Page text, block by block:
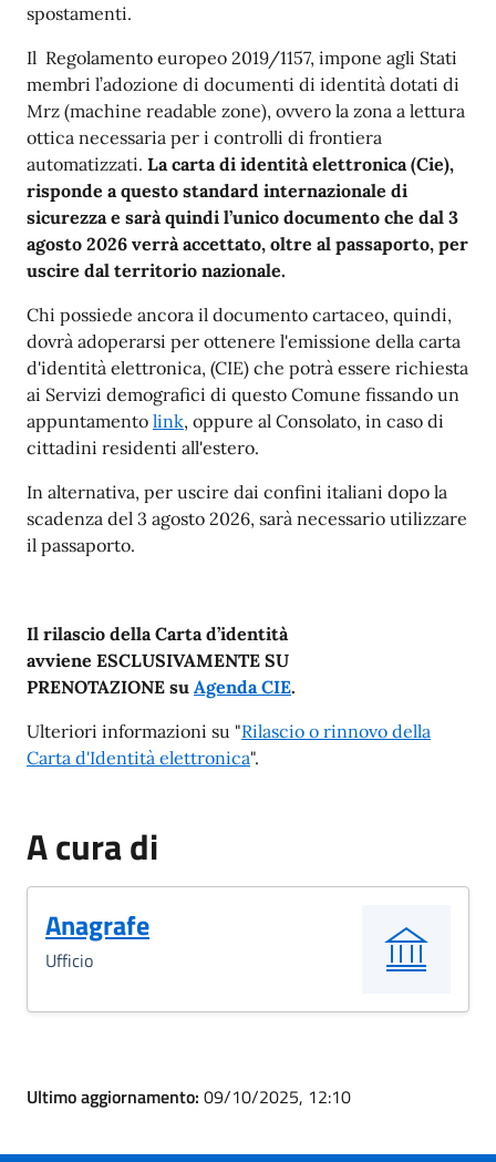
spostamenti.
Il Regolamento europeo 2019/1157, impone agli Stati
membri l’adozione di documenti di identità dotati di
Mrz (machine readable zone), ovvero la zona a lettura
ottica necessaria per i controlli di frontiera
automatizzati. La carta di identità elettronica (Cie),
risponde a questo standard internazionale di
sicurezza e sarà quindi l’unico documento che dal 3
agosto 2026 verrà accettato, oltre al passaporto, per
uscire dal territorio nazionale.
Chi possiede ancora il documento cartaceo, quindi,
dovrà adoperarsi per ottenere l'emissione della carta
d'identità elettronica, (CIE) che potrà essere richiesta
ai Servizi demografici di questo Comune fissando un
appuntamento link, oppure al Consolato, in caso di
cittadini residenti all'estero.
In alternativa, per uscire dai confini italiani dopo la
scadenza del 3 agosto 2026, sarà necessario utilizzare
il passaporto.
Il rilascio della Carta d’identità
avviene ESCLUSIVAMENTE SU
PRENOTAZIONE su Agenda CIE.
Ulteriori informazioni su "Rilascio o rinnovo della
Carta d'Identità elettronica".
A cura di
Anagrafe
Ufficio
Ultimo aggiornamento: 09/10/2025, 12:10